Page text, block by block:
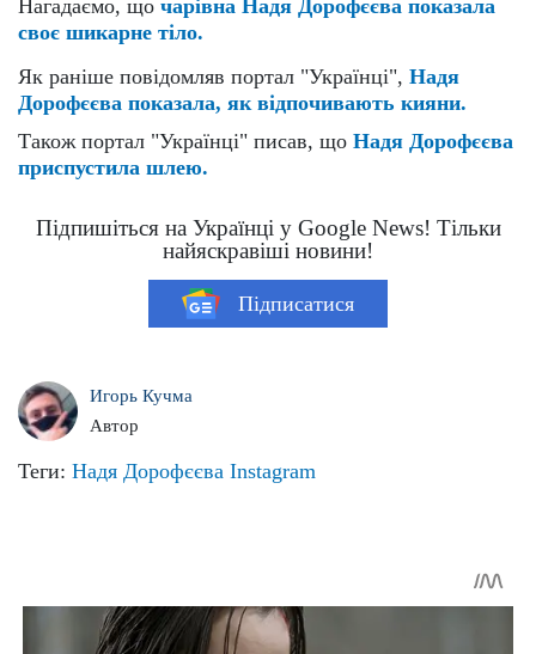
Нагадаємо, що чарівна Надя Дорофєєва показала
своє шикарне тіло.
Як раніше повідомляв портал "Українці", Надя
Дорофєєва показала, як відпочивають кияни.
Також портал "Українці" писав, що Надя Дорофєєва
приспустила шлею.
Підпишіться на Українці у Google News! Тільки
найяскравіші новини!
Підписатися
Игорь Кучма
Автор
Теги: Надя Дорофєєва Instagram